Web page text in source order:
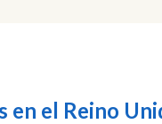
en el Reino